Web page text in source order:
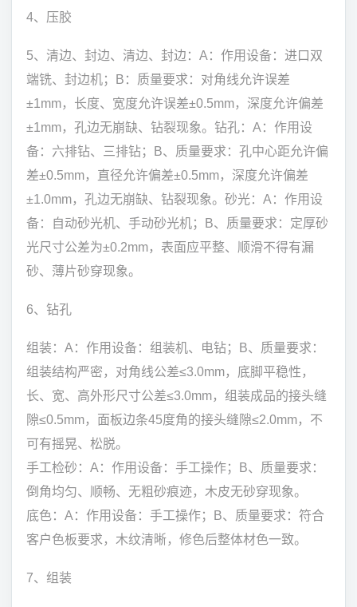
4、压胶
5、清边、封边、清边、封边：A：作用设备：进口双
端铣、封边机；B：质量要求：对角线允许误差
±1mm，长度、宽度允许误差±0.5mm，深度允许偏差
±1mm，孔边无崩缺、钻裂现象。钻孔：A：作用设
备：六排钻、三排钻；B、质量要求：孔中心距允许偏
差±0.5mm，直径允许偏差±0.5mm，深度允许偏差
±1.0mm，孔边无崩缺、钻裂现象。砂光：A：作用设
备：自动砂光机、手动砂光机；B、质量要求：定厚砂
光尺寸公差为±0.2mm，表面应平整、顺滑不得有漏
砂、薄片砂穿现象。
6、钻孔
组装：A：作用设备：组装机、电钻；B、质量要求：
组装结构严密，对角线公差≤3.0mm，底脚平稳性，
长、宽、高外形尺寸公差≤3.0mm，组装成品的接头缝
隙≤0.5mm，面板边条45度角的接头缝隙≤2.0mm，不
可有摇晃、松脱。
手工检砂：A：作用设备：手工操作；B、质量要求：
倒角均匀、顺畅、无粗砂痕迹，木皮无砂穿现象。
底色：A：作用设备：手工操作；B、质量要求：符合
客户色板要求，木纹清晰，修色后整体材色一致。
7、组装